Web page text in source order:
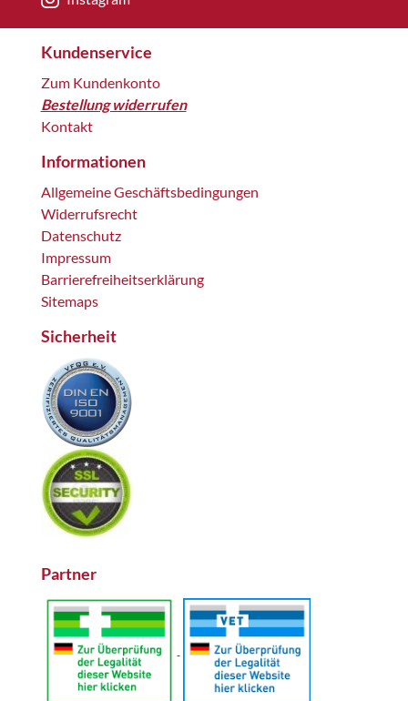
Kundenservice
Zum Kundenkonto
Bestellung widerrufen
Kontakt
Informationen
Allgemeine Geschäftsbedingungen
Widerrufsrecht
Datenschutz
Impressum
Barrierefreiheitserklärung
Sitemaps
Sicherheit
Partner